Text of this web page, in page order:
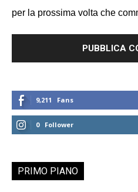
per la prossima volta che
9,211 Fans
0 Follower
PRIMO PIANO